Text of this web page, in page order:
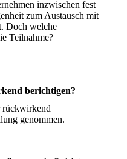
inzwischen fest
zum Austausch mit
Doch welche
Teilnahme?
berichtigen?
rückwirkend
genommen.